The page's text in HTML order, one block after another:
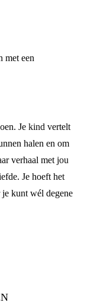
met een
Je kind vertelt
halen en om
verhaal met jou
Je hoeft het
kunt wél degene